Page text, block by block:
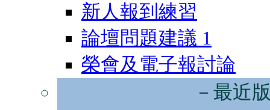
新人報到練習
論壇問題建議 1
榮會及電子報討論
－最近